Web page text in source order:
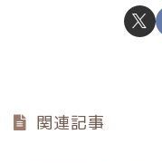
関連記事